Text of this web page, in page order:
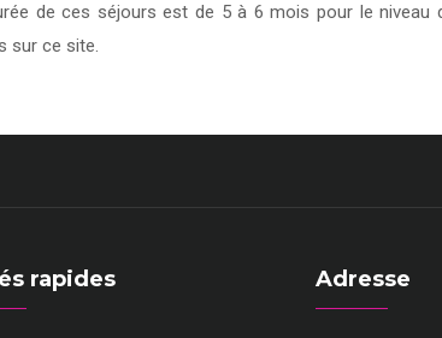
de ces séjours est de 5 à 6 mois pour le niveau
sur ce site.
rapides Adresse